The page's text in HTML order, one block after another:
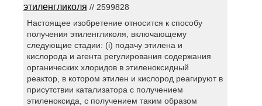
этиленгликоля // 2599828
Настоящее изобретение относится к способу
получения этиленгликоля, включающему
следующие стадии: (i) подачу этилена и
кислорода и агента регулирования содержания
органических хлоридов в этиленоксидный
реактор, в котором этилен и кислород реагируют в
присутствии катализатора с получением
этиленоксида, с получением таким образом